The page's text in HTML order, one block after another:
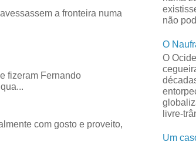
a fronteira numa
fizeram Fernando
com gosto e proveito,
não
O
O
livre-
Um